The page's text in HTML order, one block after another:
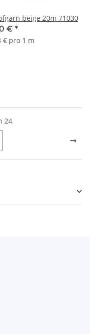
beige 20m 71030
€ *
€ pro 1 m
24